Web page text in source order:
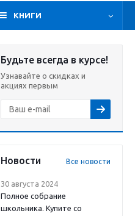
КНИГИ
Будьте всегда в курсе!
Узнавайте о скидках и
акциях первым
Новости Все новости
30 августа 2024
Полное собрание
школьника. Купите со